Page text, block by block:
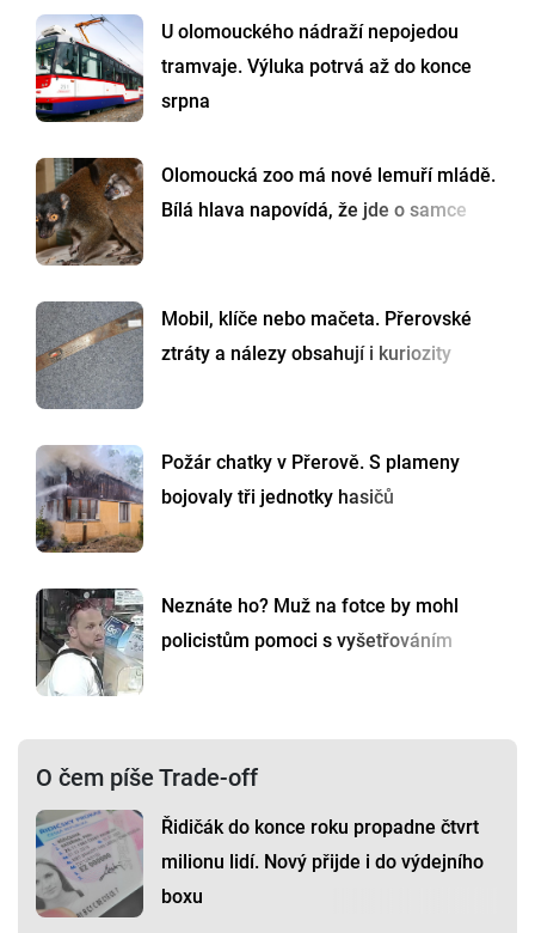
U olomouckého nádraží nepojedou
tramvaje. Výluka potrvá až do konce
srpna
Olomoucká zoo má nové lemuří mládě.
Bílá hlava napovídá, že jde o samce
Mobil, klíče nebo mačeta. Přerovské
ztráty a nálezy obsahují i kuriozity
Požár chatky v Přerově. S plameny
bojovaly tři jednotky hasičů
Neznáte ho? Muž na fotce by mohl
policistům pomoci s vyšetřováním
O čem píše Trade-off
Řidičák do konce roku propadne čtvrt
milionu lidí. Nový přijde i do výdejního
boxu